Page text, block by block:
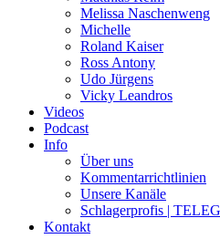
Melissa Naschenweng
Michelle
Roland Kaiser
Ross Antony
Udo Jürgens
Vicky Leandros
Videos
Podcast
Info
Über uns
Kommentarrichtlinien
Unsere Kanäle
Schlagerprofis |
Kontakt